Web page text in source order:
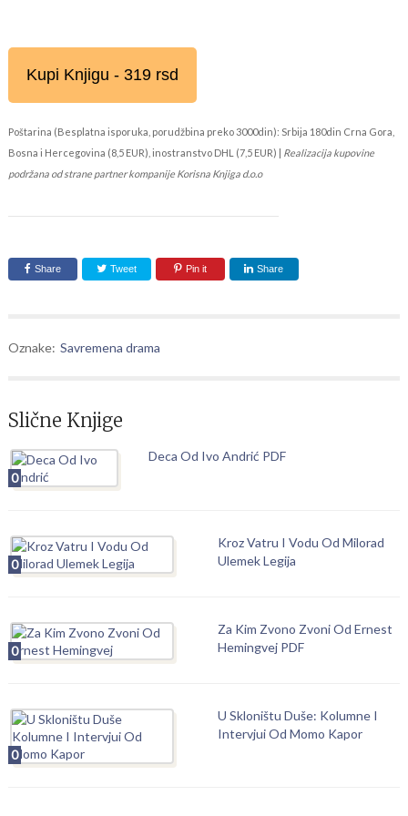
Kupi Knjigu - 319 rsd
Poštarina (Besplatna isporuka, porudžbina preko 3000din): Srbija 180din Crna Gora,
Bosna i Hercegovina (8,5 EUR), inostranstvo DHL (7,5 EUR) | Realizacija kupovine
podržana od strane partner kompanije Korisna Knjiga d.o.o
Share Tweet Pin it Share
Oznake: Savremena drama
Slične Knjige
0
Deca Od Ivo Andrić PDF
0
Kroz Vatru I Vodu Od Milorad
Ulemek Legija
0
Za Kim Zvono Zvoni Od Ernest
Hemingvej PDF
0
U Skloništu Duše: Kolumne I
Intervjui Od Momo Kapor